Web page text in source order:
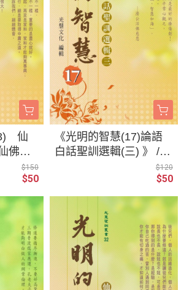
仙
仙佛
編輯$150
$50
《光明的智慧(17)論語
白話聖訓選輯(三) 》 /
聖賢仙佛 齊著／光慧$120
$50